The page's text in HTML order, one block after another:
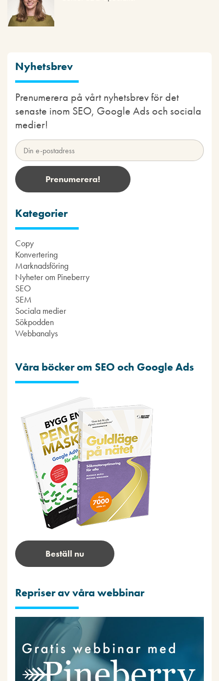
Nyhetsbrev
Prenumerera på vårt nyhetsbrev för det
senaste inom SEO, Google Ads och sociala
medier!
Kategorier
Copy
Konvertering
Marknadsföring
Nyheter om Pineberry
SEO
SEM
Sociala medier
Sökpodden
Webbanalys
Våra böcker om SEO och Google Ads
Beställ nu
Repriser av våra webbinar